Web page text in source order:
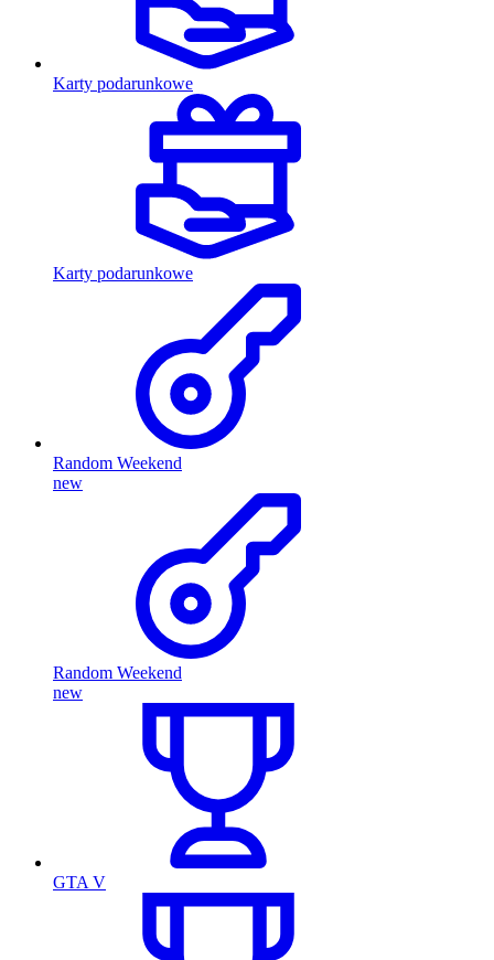
Karty podarunkowe
Karty podarunkowe
Random Weekend
new
Random Weekend
new
GTA V